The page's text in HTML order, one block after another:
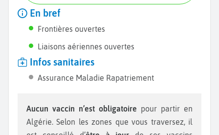
En bref
Frontières ouvertes
Liaisons aériennes ouvertes
Infos sanitaires
Assurance Maladie Rapatriement
Aucun vaccin n’est obligatoire pour partir en
Algérie. Selon les zones que vous traversez, il